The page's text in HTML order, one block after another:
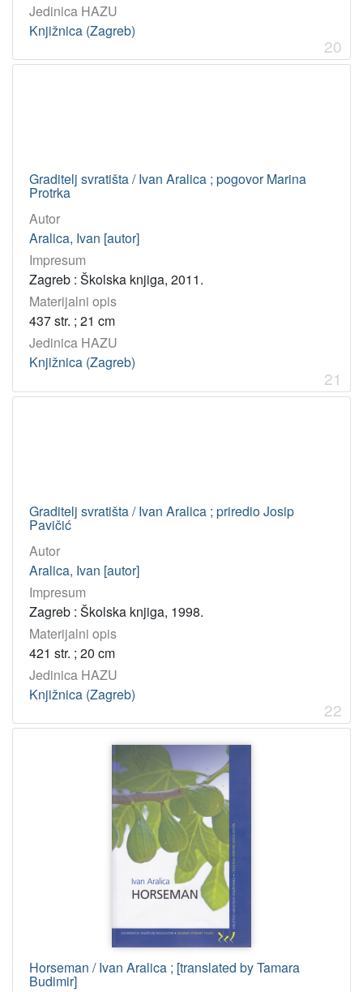
Jedinica HAZU
Knjižnica (Zagreb)
20
Graditelj svratišta / Ivan Aralica ; pogovor Marina
Protrka
Autor
Aralica, Ivan [autor]
Impresum
Zagreb : Školska knjiga, 2011.
Materijalni opis
437 str. ; 21 cm
Jedinica HAZU
Knjižnica (Zagreb)
21
Graditelj svratišta / Ivan Aralica ; priredio Josip
Pavičić
Autor
Aralica, Ivan [autor]
Impresum
Zagreb : Školska knjiga, 1998.
Materijalni opis
421 str. ; 20 cm
Jedinica HAZU
Knjižnica (Zagreb)
22
Horseman / Ivan Aralica ; [translated by Tamara
Budimir]